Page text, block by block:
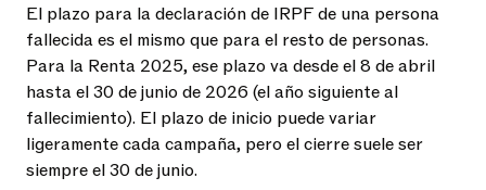
El plazo para la declaración de IRPF de una persona
fallecida es el mismo que para el resto de personas.
Para la Renta 2025, ese plazo va desde el 8 de abril
hasta el 30 de junio de 2026 (el año siguiente al
fallecimiento). El plazo de inicio puede variar
ligeramente cada campaña, pero el cierre suele ser
siempre el 30 de junio.